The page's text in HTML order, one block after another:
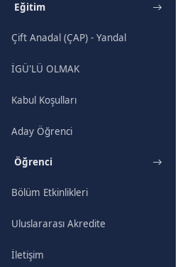
Eğitim
Çift Anadal (ÇAP) - Yandal
İGÜ'LÜ OLMAK
Kabul Koşulları
Aday Öğrenci
Öğrenci
Bölüm Etkinlikleri
Uluslararası Akredite
İletişim